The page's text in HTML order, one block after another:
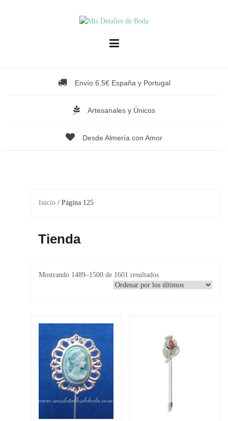
Envío 6,5€ España y Portugal
Artesanales y Únicos
Desde Almería con Amor
Inicio / Página 125
Tienda
Mostrando 1489–1500 de 1601 resultadosOrdenado
por